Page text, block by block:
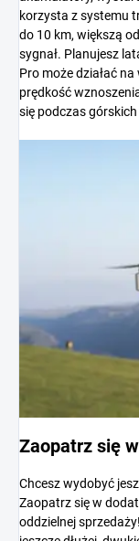
korzysta z systemu
do 10 km, większą
sygnał. Planujesz
Pro może działać
prędkość
się podczas
Zaopatrz się
Chcesz wydobyć
Zaopatrz się w
oddzielnej